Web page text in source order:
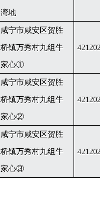
湾地
咸宁市咸安区贺胜
桥镇万秀村九组牛
家心①
咸宁市咸安区贺胜
桥镇万秀村九组牛
家心②
咸宁市咸安区贺胜
桥镇万秀村九组牛
家心③